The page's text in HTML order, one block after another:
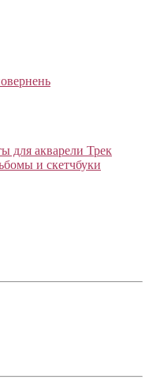
для акварели Трек
и скетчбуки